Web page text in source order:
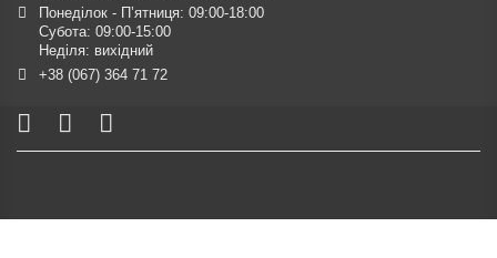
Понеділок - П’ятниця: 09:00-18:00
Субота: 09:00-15:00
Неділя: вихідний
+38 (067) 364 71 72